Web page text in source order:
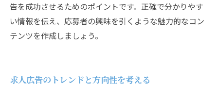
告を成功させるためのポイントです。正確で分かりやす
い情報を伝え、応募者の興味を引くような魅力的なコン
テンツを作成しましょう。
求人広告のトレンドと方向性を考える